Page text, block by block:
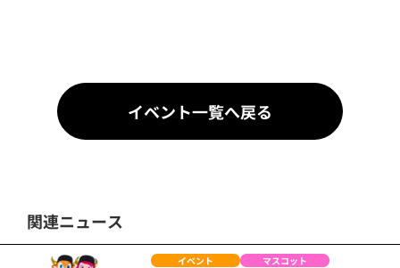
イベント一覧へ戻る
関連ニュース
イベント マスコット